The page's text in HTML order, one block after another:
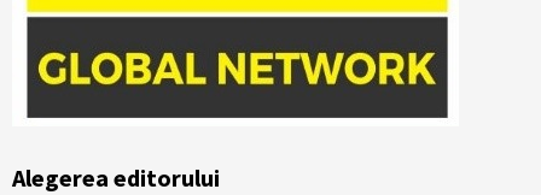
Alegerea editorului